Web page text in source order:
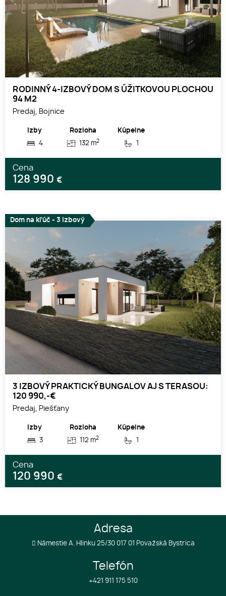
RODINNÝ 4-IZBOVÝ DOM S ÚŽITKOVOU PLOCHOU
94 M2
Predaj, Bojnice
Izby
4
Rozloha
132 m2
Kúpelne
1
Cena
128 990 €
3 IZBOVÝ PRAKTICKÝ BUNGALOV AJ S TERASOU:
120 990,-€
Predaj, Piešťany
Izby
3
Rozloha
112 m2
Kúpelne
1
Cena
120 990 €
Dom na kľúč - 3 izbový
Adresa
Námestie A. Hlinku 25/30 017 01 Považská Bystrica
Telefón
+421 911 175 510